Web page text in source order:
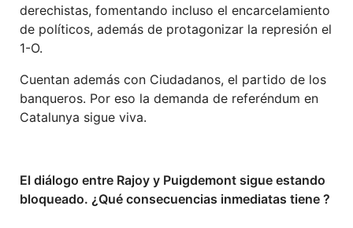
derechistas, fomentando incluso el encarcelamiento
de políticos, además de protagonizar la represión el
1-O.
Cuentan además con Ciudadanos, el partido de los
banqueros. Por eso la demanda de referéndum en
Catalunya sigue viva.
El diálogo entre Rajoy y Puigdemont sigue estando
bloqueado. ¿Qué consecuencias inmediatas tiene ?